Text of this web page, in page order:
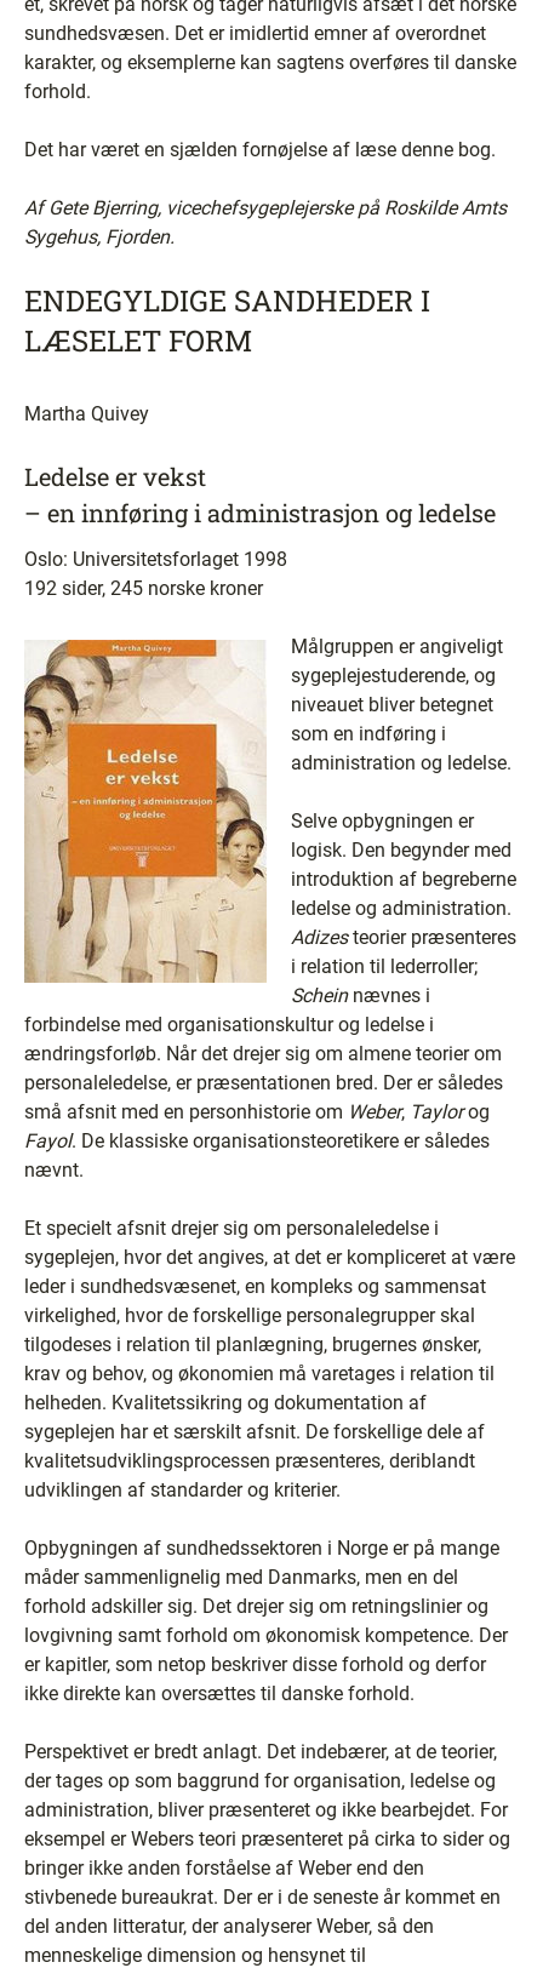
sundhedsvæsen. Det er imidlertid emner af overordnet
karakter, og eksemplerne kan sagtens overføres til danske
forhold.
Det har været en sjælden fornøjelse af læse denne bog.
Af Gete Bjerring, vicechefsygeplejerske på Roskilde Amts
Sygehus, Fjorden.
ENDEGYLDIGE SANDHEDER I
LÆSELET FORM
Martha Quivey
Ledelse er vekst
– en innføring i administrasjon og ledelse
Oslo: Universitetsforlaget 1998
192 sider, 245 norske kroner
Målgruppen er angiveligt
sygeplejestuderende, og
niveauet bliver betegnet
som en indføring i
administration og ledelse.
Selve opbygningen er
logisk. Den begynder med
introduktion af begreberne
ledelse og administration.
Adizesteorier præsenteres
i relation til lederroller;
Scheinnævnes i
forbindelse med organisationskultur og ledelse i
ændringsforløb. Når det drejer sig om almene teorier om
personaleledelse, er præsentationen bred. Der er således
små afsnit med en personhistorie om Weber, Taylorog
Fayol. De klassiske organisationsteoretikere er således
nævnt.
Et specielt afsnit drejer sig om personaleledelse i
sygeplejen, hvor det angives, at det er kompliceret at være
leder i sundhedsvæsenet, en kompleks og sammensat
virkelighed, hvor de forskellige personalegrupper skal
tilgodeses i relation til planlægning, brugernes ønsker,
krav og behov, og økonomien må varetages i relation til
helheden. Kvalitetssikring og dokumentation af
sygeplejen har et særskilt afsnit. De forskellige dele af
kvalitetsudviklingsprocessen præsenteres, deriblandt
udviklingen af standarder og kriterier.
Opbygningen af sundhedssektoren i Norge er på mange
måder sammenlignelig med Danmarks, men en del
forhold adskiller sig. Det drejer sig om retningslinier og
lovgivning samt forhold om økonomisk kompetence. Der
er kapitler, som netop beskriver disse forhold og derfor
ikke direkte kan oversættes til danske forhold.
Perspektivet er bredt anlagt. Det indebærer, at de teorier,
der tages op som baggrund for organisation, ledelse og
administration, bliver præsenteret og ikke bearbejdet. For
eksempel er Webers teori præsenteret på cirka to sider og
bringer ikke anden forståelse af Weber end den
stivbenede bureaukrat. Der er i de seneste år kommet en
del anden litteratur, der analyserer Weber, så den
menneskelige dimension og hensynet til